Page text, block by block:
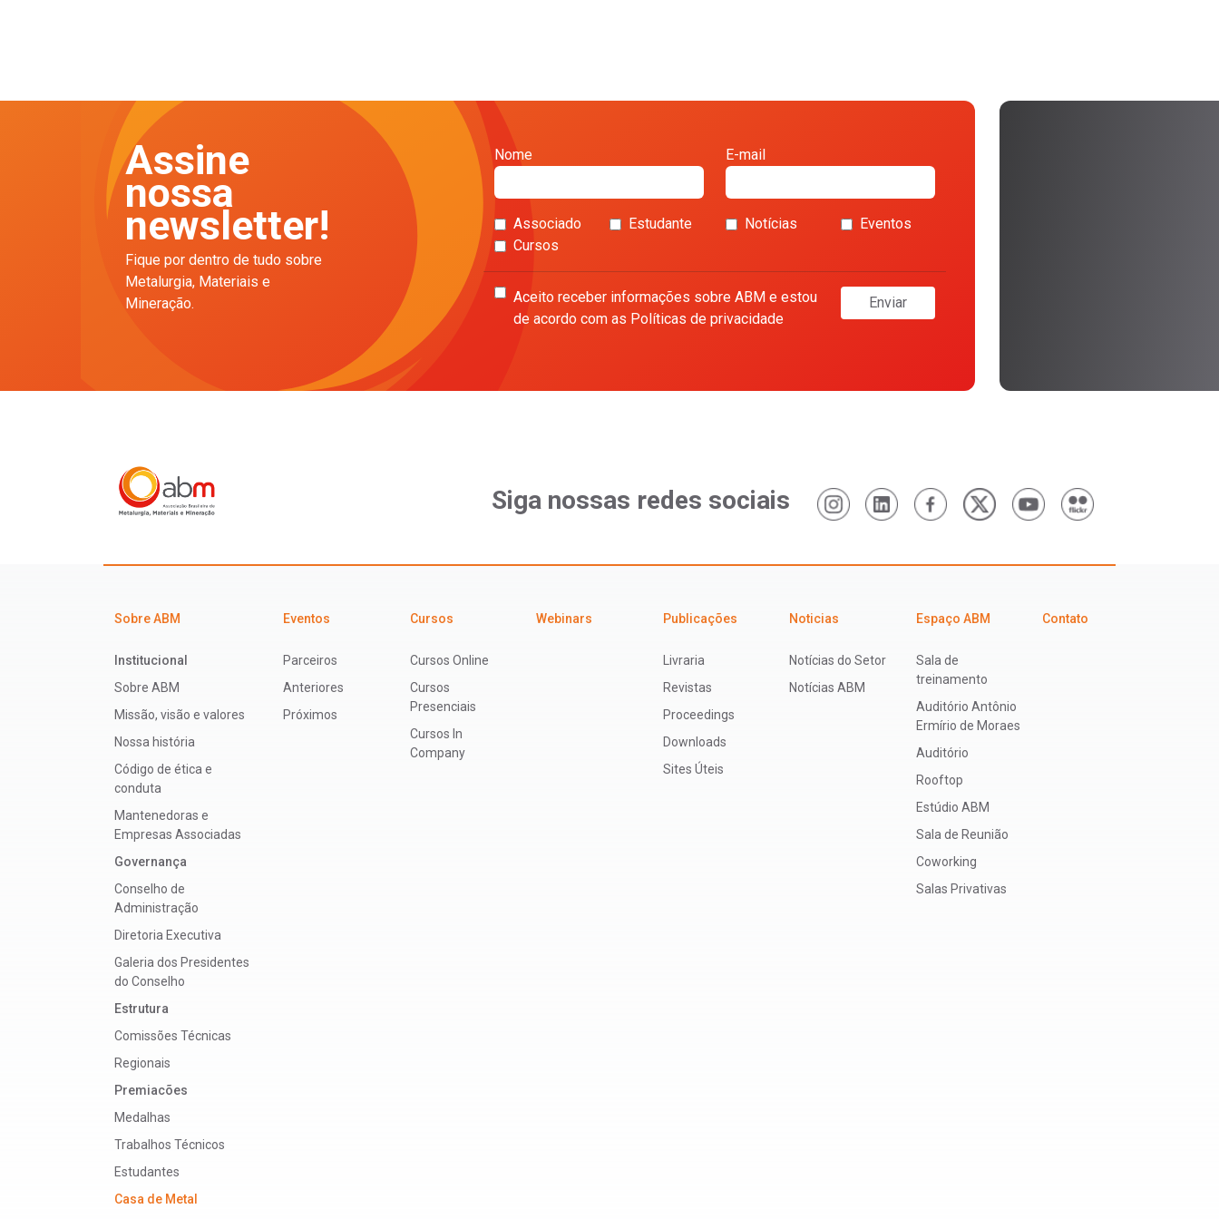
Assine
nossa
newsletter!
Fique por dentro de tudo sobre
Metalurgia, Materiais e
Mineração.
Nome E-mail
Associado Estudante Notícias
Eventos
Cursos
Aceito receber informações sobre ABM e estou
de acordo com as Políticas de privacidade
Enviar
Siga nossas redes sociais
Sobre ABM
Institucional
Sobre ABM
Missão, visão e valores
Nossa história
Código de ética e
conduta
Mantenedoras e
Empresas Associadas
Governança
Conselho de
Administração
Diretoria Executiva
Galeria dos Presidentes
do Conselho
Estrutura
Comissões Técnicas
Regionais
Premiacões
Medalhas
Trabalhos Técnicos
Estudantes
Casa de Metal
Eventos
Parceiros
Anteriores
Próximos
Cursos
Cursos Online
Cursos
Presenciais
Cursos In
Company
Webinars Publicações
Livraria
Revistas
Proceedings
Downloads
Sites Úteis
Noticias
Notícias do Setor
Notícias ABM
Espaço ABM
Sala de
treinamento
Auditório Antônio
Ermírio de Moraes
Auditório
Rooftop
Estúdio ABM
Sala de Reunião
Coworking
Salas Privativas
Contato